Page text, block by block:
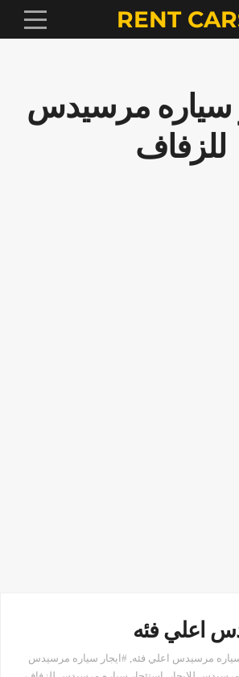
RENT
سياره مرسيدس
للزفاف
اعلي فئه
سياره مرسيدس اعلي فئه, #ايجار سياره مرسيدس